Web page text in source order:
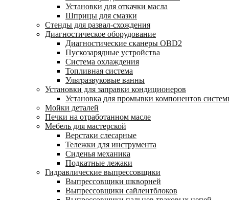
Установки для откачки масла
Шприцы для смазки
Стенды для развал-схождения
Диагностическое оборудование
Диагностические сканеры OBD2
Пускозарядные устройства
Система охлаждения
Топливная система
Ультразвуковые ванны
Установки для заправки кондиционеров
Установка для промывки компонентов
Мойки деталей
Печки на отработанном масле
Мебель для мастерской
Верстаки слесарные
Тележки для инструмента
Сиденья механика
Подкатные лежаки
Гидравлические выпрессовщики
Выпрессовщики шкворней
Выпрессовщики сайлентблоков